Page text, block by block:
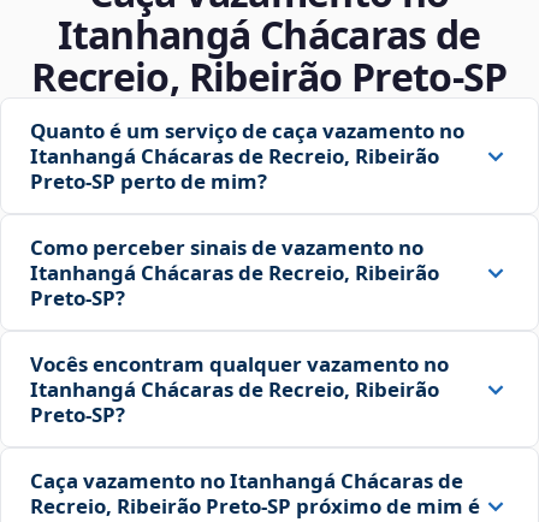
Itanhangá Chácaras de
Recreio, Ribeirão Preto‑SP
Quanto é um serviço de caça vazamento no
Itanhangá Chácaras de Recreio, Ribeirão
Preto‑SP perto de mim?
Como perceber sinais de vazamento no
Itanhangá Chácaras de Recreio, Ribeirão
Preto‑SP?
Vocês encontram qualquer vazamento no
Itanhangá Chácaras de Recreio, Ribeirão
Preto‑SP?
Caça vazamento no Itanhangá Chácaras de
Recreio, Ribeirão Preto‑SP próximo de mim é